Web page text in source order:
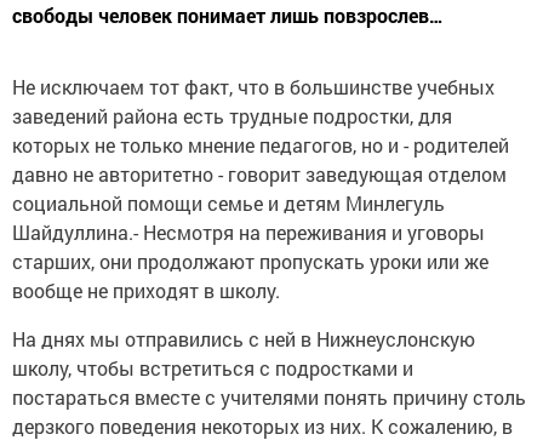
свободы человек понимает лишь повзрослев…
Не исключаем тот факт, что в большинстве учебных
заведений района есть трудные подростки, для
которых не только мнение педагогов, но и - родителей
давно не авторитетно - говорит заведующая отделом
социальной помощи семье и детям Минлегуль
Шайдуллина.- Несмотря на переживания и уговоры
старших, они продолжают пропускать уроки или же
вообще не приходят в школу.
На днях мы отправились с ней в Нижнеуслонскую
школу, чтобы встретиться с подростками и
постараться вместе с учителями понять причину столь
дерзкого поведения некоторых из них. К сожалению, в